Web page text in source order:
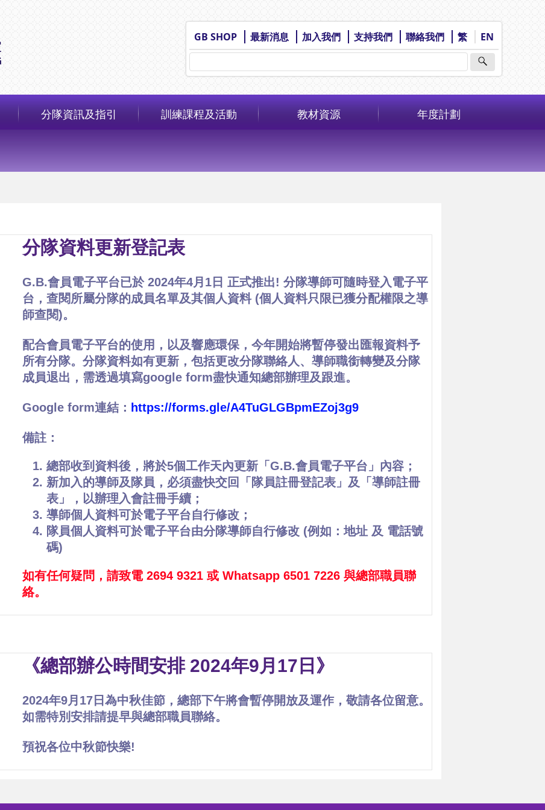
GB SHOP 最新消息 加入我們 支持我們 聯絡我們 繁 EN
分隊資訊及指引 訓練課程及活動 教材資源 年度計劃
分隊資料更新登記表
G.B.會員電子平台已於 2024年4月1日 正式推出! 分隊導師可隨時登入電子平
台，查閱所屬分隊的成員名單及其個人資料 (個人資料只限已獲分配權限之導
師查閱)。
配合會員電子平台的使用，以及響應環保，今年開始將暫停發出匯報資料予
所有分隊。分隊資料如有更新，包括更改分隊聯絡人、導師職銜轉變及分隊
成員退出，需透過填寫google form盡快通知總部辦理及跟進。
Google form連結： https://forms.gle/A4TuGLGBpmEZoj3g9
備註：
總部收到資料後，將於5個工作天內更新「G.B.會員電子平台」內容；
新加入的導師及隊員，必須盡快交回「隊員註冊登記表」及「導師註冊
表」，以辦理入會註冊手續；
導師個人資料可於電子平台自行修改；
隊員個人資料可於電子平台由分隊導師自行修改 (例如：地址 及 電話號
碼)
如有任何疑問，請致電 2694 9321 或 Whatsapp 6501 7226 與總部職員聯
絡。
《總部辦公時間安排 2024年9月17日》
2024年9月17日為中秋佳節，總部下午將會暫停開放及運作，敬請各位留意。
如需特別安排請提早與總部職員聯絡。
預祝各位中秋節快樂!